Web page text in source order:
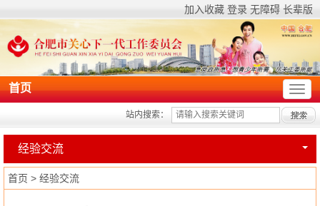
加入收藏 登录 无障碍 长辈版
首页
站内搜索：
经验交流
首页 > 经验交流